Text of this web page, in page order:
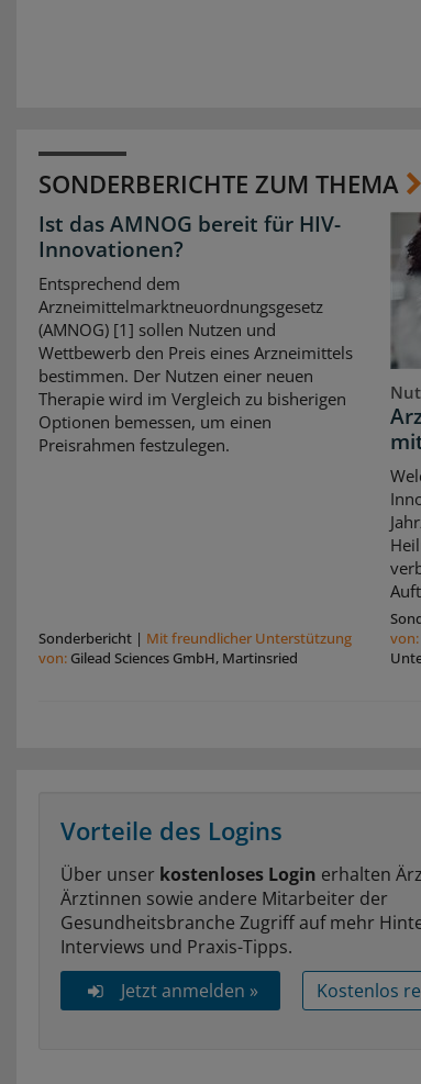
SONDERBERICHTE ZUM THEMA
Ist das AMNOG bereit für HIV-
Innovationen?
Entsprechend dem
Arzneimittelmarktneuordnungsgesetz
(AMNOG) [1] sollen Nutzen und
Wettbewerb den Preis eines Arzneimittels
bestimmen. Der Nutzen einer neuen
Therapie wird im Vergleich zu bisherigen
Optionen bemessen, um einen
Preisrahmen festzulegen.
Sonderbericht | Mit freundlicher Unterstützung
von: Gilead Sciences GmbH, Martinsried
von:
Vorteile des Logins
Über unser kostenloses Login erhalten
Ärztinnen sowie andere Mitarbeiter der
Gesundheitsbranche Zugriff auf mehr
Interviews und Praxis-Tipps.
Jetzt anmelden »
Kostenlos